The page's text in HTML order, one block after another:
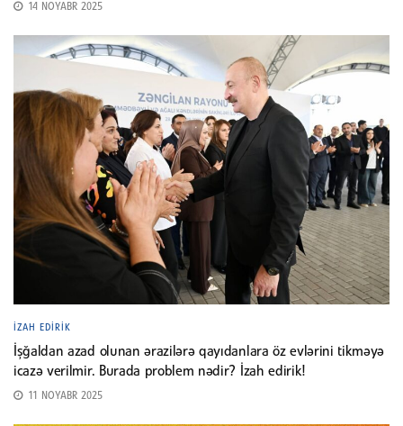
14 NOYABR 2025
İZAH EDIRIK
İşğaldan azad olunan ərazilərə qayıdanlara öz evlərini tikməyə
icazə verilmir. Burada problem nədir? İzah edirik!
11 NOYABR 2025